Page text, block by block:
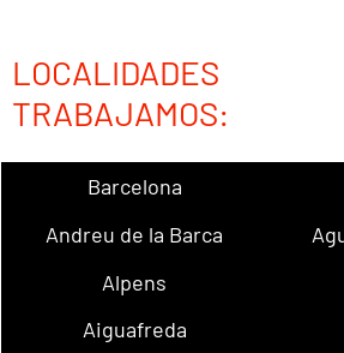
TRABAJAMOS:
Barcelona
Andreu de la Barca
Alpens
Aiguafreda